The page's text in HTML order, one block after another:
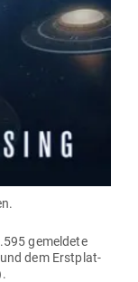
gemeldete
dem Erst­plat­